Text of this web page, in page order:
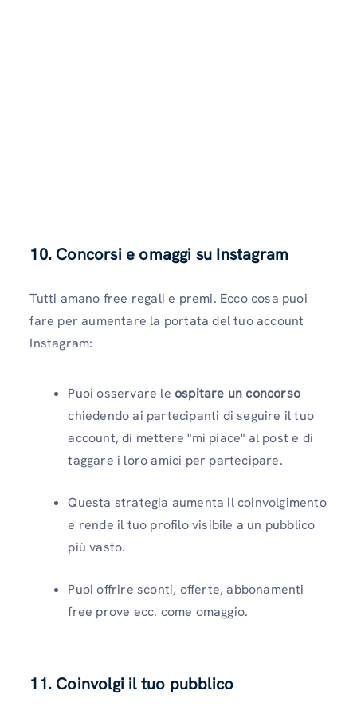
10. Concorsi e omaggi su Instagram
Tutti amano free regali e premi. Ecco cosa puoi
fare per aumentare la portata del tuo account
Instagram:
Puoi osservare le ospitare un concorso
chiedendo ai partecipanti di seguire il tuo
account, di mettere "mi piace" al post e di
taggare i loro amici per partecipare.
Questa strategia aumenta il coinvolgimento
e rende il tuo profilo visibile a un pubblico
più vasto.
Puoi offrire sconti, offerte, abbonamenti
free prove ecc. come omaggio.
11. Coinvolgi il tuo pubblico